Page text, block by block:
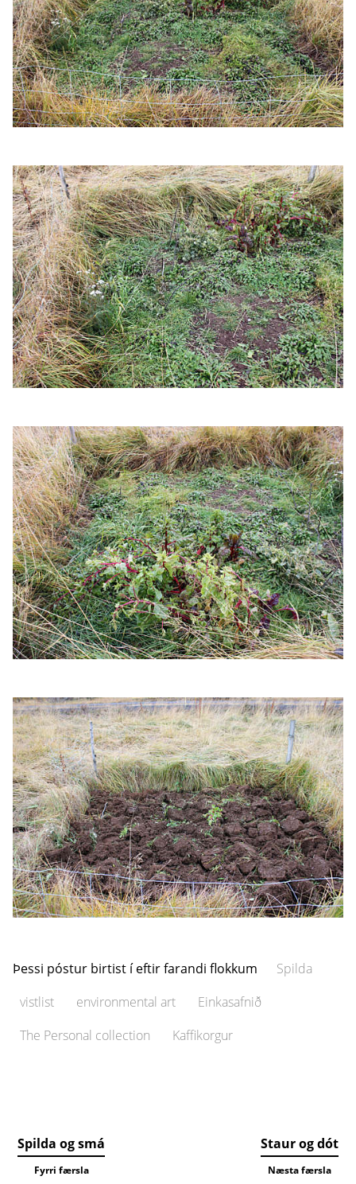
Þessi póstur birtist í eftir farandi flokkum
Spilda
vistlist
environmental art
Einkasafnið
The Personal collection
Kaffikorgur
Spilda og smá
Fyrri færsla
Staur og dót
Næsta færsla